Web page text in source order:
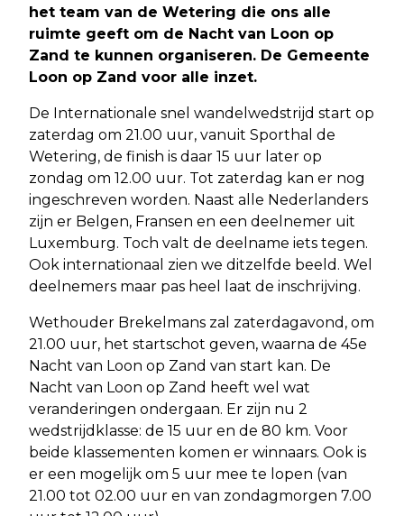
het team van de Wetering die ons alle
ruimte geeft om de Nacht van Loon op
Zand te kunnen organiseren. De Gemeente
Loon op Zand voor alle inzet.
De Internationale snel wandelwedstrijd start op
zaterdag om 21.00 uur, vanuit Sporthal de
Wetering, de finish is daar 15 uur later op
zondag om 12.00 uur. Tot zaterdag kan er nog
ingeschreven worden. Naast alle Nederlanders
zijn er Belgen, Fransen en een deelnemer uit
Luxemburg. Toch valt de deelname iets tegen.
Ook internationaal zien we ditzelfde beeld. Wel
deelnemers maar pas heel laat de inschrijving.
Wethouder Brekelmans zal zaterdagavond, om
21.00 uur, het startschot geven, waarna de 45e
Nacht van Loon op Zand van start kan. De
Nacht van Loon op Zand heeft wel wat
veranderingen ondergaan. Er zijn nu 2
wedstrijdklasse: de 15 uur en de 80 km. Voor
beide klassementen komen er winnaars. Ook is
er een mogelijk om 5 uur mee te lopen (van
21.00 tot 02.00 uur en van zondagmorgen 7.00